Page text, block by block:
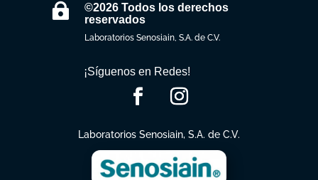

©2026 Todos los derechos
reservados
Laboratorios Senosiain, S.A. de C.V.
¡Síguenos en Redes!
Laboratorios Senosiain, S.A. de C.V.